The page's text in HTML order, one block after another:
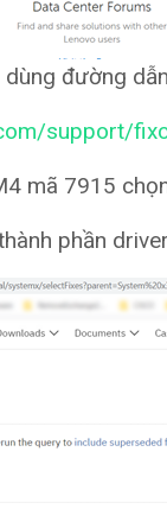
dùng đường dẫn
support/
mã 7915
phần